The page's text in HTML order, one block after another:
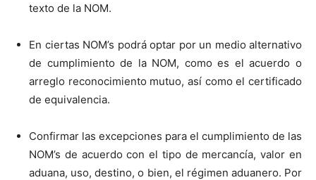
texto de la NOM.
En ciertas NOM’s podrá optar por un medio alternativo
de cumplimiento de la NOM, como es el acuerdo o
arreglo reconocimiento mutuo, así como el certificado
de equivalencia.
Confirmar las excepciones para el cumplimiento de las
NOM’s de acuerdo con el tipo de mercancía, valor en
aduana, uso, destino, o bien, el régimen aduanero. Por